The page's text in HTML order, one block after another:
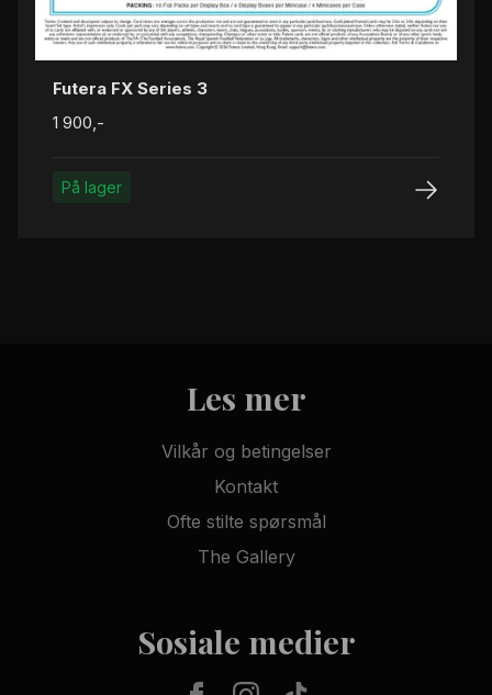
Futera FX Series 3
1 900,-
På lager
Les mer
Vilkår og betingelser
Kontakt
Ofte stilte spørsmål
The Gallery
Sosiale medier